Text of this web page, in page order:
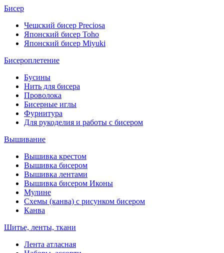
Бисер
Чешский бисер Preciosa
Японский бисер Toho
Японский бисер Miyuki
Бисероплетение
Бусины
Нить для бисера
Проволока
Бисерные иглы
Фурнитура
Для рукоделия и работы с бисером
Вышивание
Вышивка крестом
Вышивка бисером
Вышивка лентами
Вышивка бисером Иконы
Мулине
Схемы (канва) с рисунком бисером
Канва
Шитье, ленты, ткани
Лента атласная